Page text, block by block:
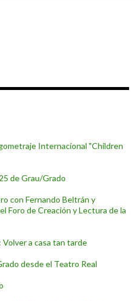
Internacional "Children
de Grau/Grado
con Fernando Beltrán y
Foro de Creación y Lectura de la
a casa tan tarde
desde el Teatro Real